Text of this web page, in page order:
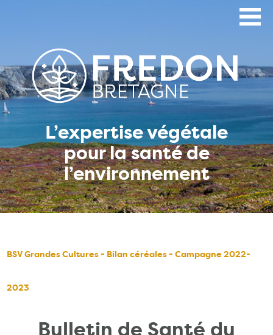
L’expertise végétale
pour la santé de
l’environnement
BSV Grandes Cultures - Bilan céréales - Campagne 2022-
2023